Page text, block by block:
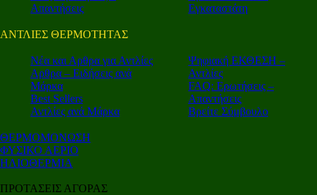
Απαντήσεις
Εγκαταστάτη
ΑΝΤΛΙΕΣ ΘΕΡΜΟΤΗΤΑΣ
Nέα και Αρθρα για Αντλίες
Αρθρα – Ειδήσεις ανά
Μάρκα
Best Sellers
Αντλίες ανά Μάρκα
Ψηφιακή ΕΚΘΕΣΗ –
Αντλίες
FAQ: Ερωτήσεις –
Απαντήσεις
Βρείτε Σύμβουλο
ΘΕΡΜΟΜΟΝΩΣΗ
ΦΥΣΙΚΟ ΑΕΡΙΟ
ΗΛΙΟΘΕΡΜΙΑ
ΠΡΟΤΑΣΕΙΣ ΑΓΟΡΑΣ